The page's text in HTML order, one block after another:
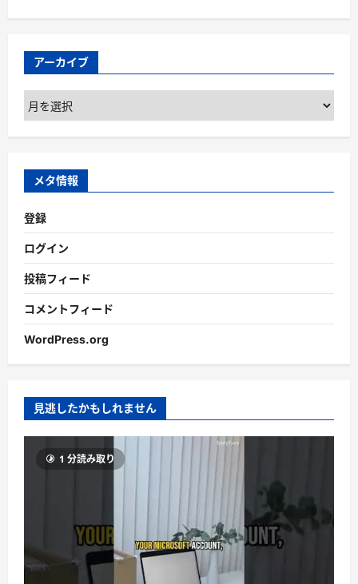
アーカイブ
ア
ー
カ
ブ
メタ情報
登録
ログイン
投稿フィード
コメントフィード
WordPress.org
見逃したかもしれません
1 分読み取り